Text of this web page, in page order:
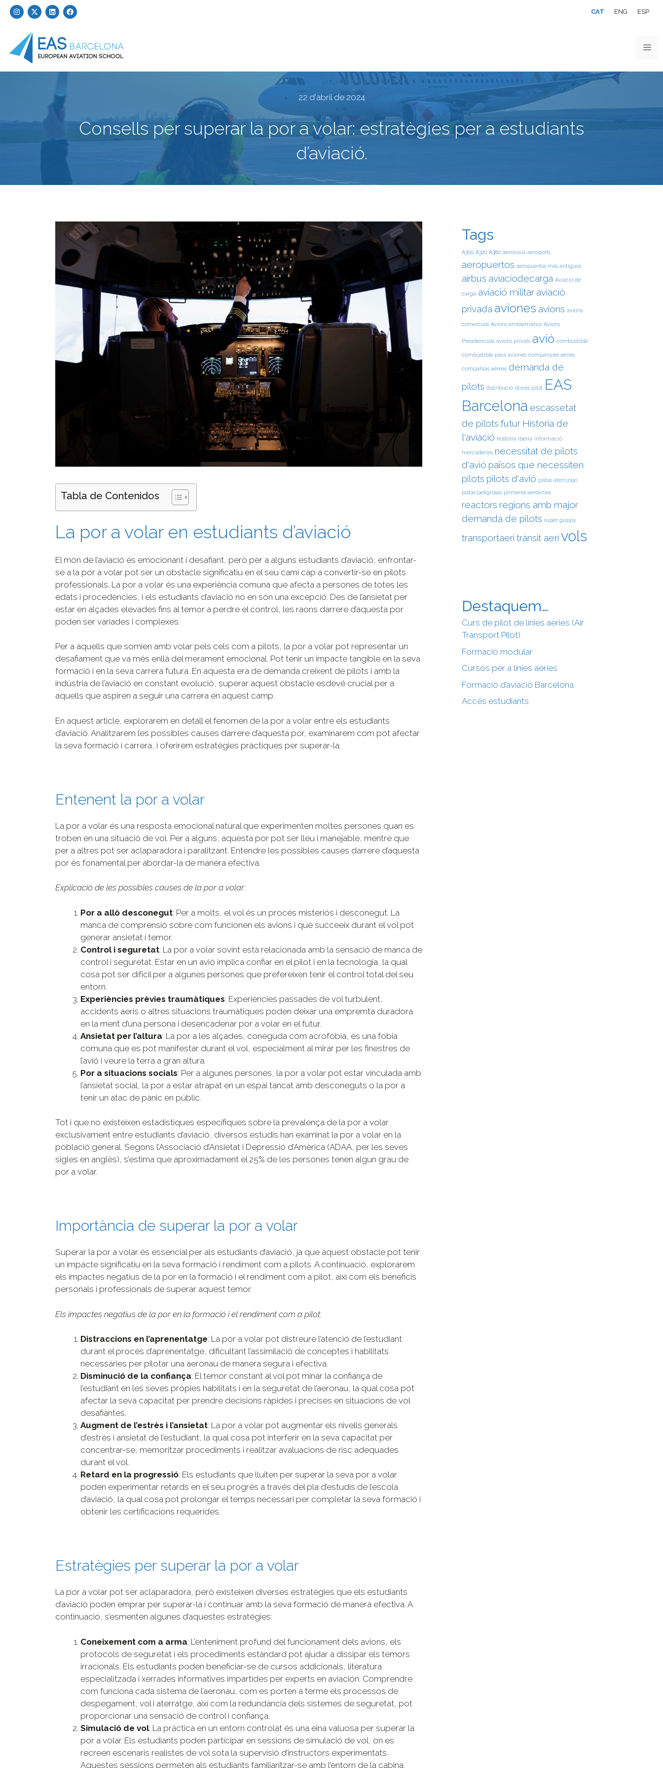
CAT ENG ESP
22 d'abril de 2024
Consells per superar la por a volar: estratègies per a estudiants
d’aviació.
Tabla de Contenidos
La por a volar en estudiants d’aviació
El món de l’aviació és emocionant i desafiant, però per a alguns estudiants d’aviació, enfrontar-
se a la por a volar pot ser un obstacle significatiu en el seu camí cap a convertir-se en pilots
professionals. La por a volar és una experiència comuna que afecta a persones de totes les
edats i procedències, i els estudiants d’aviació no en són una excepció. Des de l’ansietat per
estar en alçades elevades fins al temor a perdre el control, les raons darrere d’aquesta por
poden ser variades i complexes.
Per a aquells que somien amb volar pels cels com a pilots, la por a volar pot representar un
desafiament que va més enllà del merament emocional. Pot tenir un impacte tangible en la seva
formació i en la seva carrera futura. En aquesta era de demanda creixent de pilots i amb la
indústria de l’aviació en constant evolució, superar aquest obstacle esdevé crucial per a
aquells que aspiren a seguir una carrera en aquest camp.
En aquest article, explorarem en detall el fenomen de la por a volar entre els estudiants
d’aviació. Analitzarem les possibles causes darrere d’aquesta por, examinarem com pot afectar
la seva formació i carrera, i oferirem estratègies pràctiques per superar-la.
Entenent la por a volar
La por a volar és una resposta emocional natural que experimenten moltes persones quan es
troben en una situació de vol. Per a alguns, aquesta por pot ser lleu i manejable, mentre que
per a altres pot ser aclaparadora i paralitzant. Entendre les possibles causes darrere d’aquesta
por és fonamental per abordar-la de manera efectiva.
Explicació de les possibles causes de la por a volar:
Por a allò desconegut: Per a molts, el vol és un procés misteriós i desconegut. La
manca de comprensió sobre com funcionen els avions i què succeeix durant el vol pot
generar ansietat i temor.
Control i seguretat: La por a volar sovint està relacionada amb la sensació de manca de
control i seguretat. Estar en un avió implica confiar en el pilot i en la tecnologia, la qual
cosa pot ser difícil per a algunes persones que prefereixen tenir el control total del seu
entorn.
Experiències prèvies traumàtiques: Experiències passades de vol turbulent,
accidents aeris o altres situacions traumàtiques poden deixar una empremta duradora
en la ment d’una persona i desencadenar por a volar en el futur.
Ansietat per l’altura: La por a les alçades, coneguda com acrofòbia, és una fobia
comuna que es pot manifestar durant el vol, especialment al mirar per les finestres de
l’avió i veure la terra a gran altura.
Por a situacions socials: Per a algunes persones, la por a volar pot estar vinculada amb
l’ansietat social, la por a estar atrapat en un espai tancat amb desconeguts o la por a
tenir un atac de pànic en públic.
Tot i que no existeixen estadístiques específiques sobre la prevalença de la por a volar
exclusivament entre estudiants d’aviació, diversos estudis han examinat la por a volar en la
població general. Segons l’Associació d’Ansietat i Depressió d’Amèrica (ADAA, per les seves
sigles en anglès), s’estima que aproximadament el 25% de les persones tenen algun grau de
por a volar.
Importància de superar la por a volar
Superar la por a volar és essencial per als estudiants d’aviació, ja que aquest obstacle pot tenir
un impacte significatiu en la seva formació i rendiment com a pilots. A continuació, explorarem
els impactes negatius de la por en la formació i el rendiment com a pilot, així com els beneficis
personals i professionals de superar aquest temor.
Els impactes negatius de la por en la formació i el rendiment com a pilot:
Distraccions en l’aprenentatge: La por a volar pot distreure l’atenció de l’estudiant
durant el procés d’aprenentatge, dificultant l’assimilació de conceptes i habilitats
necessàries per pilotar una aeronau de manera segura i efectiva.
Disminució de la confiança: El temor constant al vol pot minar la confiança de
l’estudiant en les seves pròpies habilitats i en la seguretat de l’aeronau, la qual cosa pot
afectar la seva capacitat per prendre decisions ràpides i precises en situacions de vol
desafiantes.
Augment de l’estrès i l’ansietat: La por a volar pot augmentar els nivells generals
d’estrès i ansietat de l’estudiant, la qual cosa pot interferir en la seva capacitat per
concentrar-se, memoritzar procediments i realitzar avaluacions de risc adequades
durant el vol.
Retard en la progressió: Els estudiants que lluiten per superar la seva por a volar
poden experimentar retards en el seu progrés a través del pla d’estudis de l’escola
d’aviació, la qual cosa pot prolongar el temps necessari per completar la seva formació i
obtenir les certificacions requerides.
Estratègies per superar la por a volar
La por a volar pot ser aclaparadora, però existeixen diverses estratègies que els estudiants
d’aviació poden emprar per superar-la i continuar amb la seva formació de manera efectiva. A
continuació, s’esmenten algunes d’aquestes estratègies:
Coneixement com a arma: L’enteniment profund del funcionament dels avions, els
protocols de seguretat i els procediments estàndard pot ajudar a dissipar els temors
irracionals. Els estudiants poden beneficiar-se de cursos addicionals, literatura
especialitzada i xerrades informatives impartides per experts en aviación. Comprendre
com funciona cada sistema de l’aeronau, com es porten a terme els processos de
despegament, vol i aterratge, així com la redundància dels sistemes de seguretat, pot
proporcionar una sensació de control i confiança.
Simulació de vol: La pràctica en un entorn controlat és una eina valuosa per superar la
por a volar. Els estudiants poden participar en sessions de simulació de vol, on es
recreen escenaris realistes de vol sota la supervisió d’instructors experimentats.
Aquestes sessions permeten als estudiants familiaritzar-se amb l’entorn de la cabina,
Tags
A300 A320 A380 aeronaus aeroports
aeropuertos aeropuertos más antiguos
airbus aviaciodecarga Aviació de
carga aviació militar aviació
privada aviones avions avions
comercials Avions emblemàtics Avions
Presidencials avions privats avió combustible
combustible para aviones companyies aèries
compañías aéreas demanda de
pilots distribució dones pilot EAS
Barcelona escassetat
de pilots futur Historia de
l'aviació hostoria Iberia informació
mercaderies necessitat de pilots
d'avió països que necessiten
pilots pilots d'avió pistas aterrizaje
pistas peligrosas primeres aerolínies
reactors regions amb major
demanda de pilots super guppy
transportaeri trànsit aeri vols
Destaquem…
Curs de pilot de línies aèries (Air
Transport Pilot)
Formació modular
Cursos per a línies aèries
Formació d’aviació Barcelona
Accés estudiants